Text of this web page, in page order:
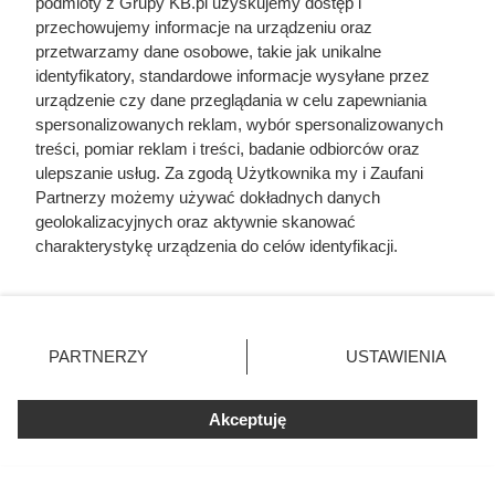
wentylatorom dokończyć chłodzenie i bezpiecznie wygasić
układ nawet wtedy, gdy nagle zabraknie prądu.
W dużych silosach lub przy złym składowaniu pellet potrafi się
nagrzewać samoczynnie i emitować gazy łatwopalne, zanim
przechowujemy informacje na urządzeniu oraz
przetwarzamy dane osobowe, takie jak unikalne
identyfikatory, standardowe informacje wysyłane przez
urządzenie czy dane przeglądania w celu zapewniania
spersonalizowanych reklam, wybór spersonalizowanych
treści, pomiar reklam i treści, badanie odbiorców oraz
ulepszanie usług. Za zgodą Użytkownika my i Zaufani
Partnerzy możemy używać dokładnych danych
geolokalizacyjnych oraz aktywnie skanować
charakterystykę urządzenia do celów identyfikacji.
zmienić/wycofać klikając przycisk ustawień prywatności
znajdujący się w lewym dolnym rogu strony. Niektóre
użytkownika, ale masz prawo sprzeciwić się takiemu
przetwarzaniu. Preferencje będą miały zastosowania tylko
PARTNERZY USTAWIENIA
Akceptuję